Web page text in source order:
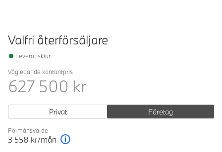
Valfri återförsäljare
Leveransklar
Vägledande kontantpris
627 500 kr
Privat Företag
Förmånsvärde
3 558 kr/mån